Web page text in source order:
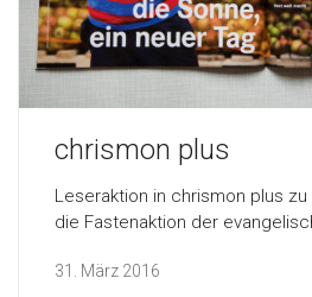
chrismon plus
Leseraktion in chrismon plus
die Fastenaktion der
31. März 2016